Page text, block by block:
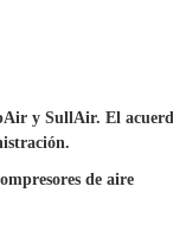
y SullAir. El
de aire